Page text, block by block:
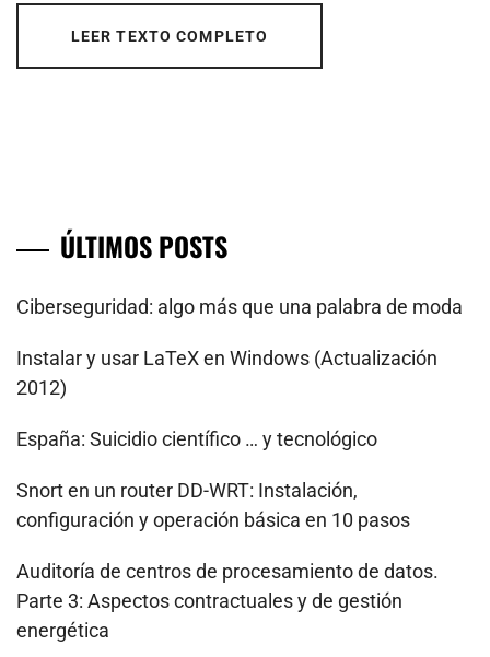
LEER TEXTO COMPLETO
ÚLTIMOS POSTS
Ciberseguridad: algo más que una palabra de moda
Instalar y usar LaTeX en Windows (Actualización
2012)
España: Suicidio científico … y tecnológico
Snort en un router DD-WRT: Instalación,
configuración y operación básica en 10 pasos
Auditoría de centros de procesamiento de datos.
Parte 3: Aspectos contractuales y de gestión
energética